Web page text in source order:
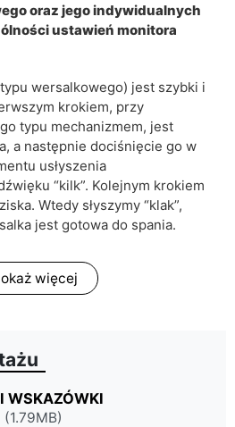
oraz jego indywidualnych
ustawień monitora
wersalkowego) jest szybki i
krokiem, przy
typu mechanizmem, jest
a następnie dociśnięcie go w
usłyszenia
“kilk”. Kolejnym krokiem
Wtedy słyszymy “klak”,
jest gotowa do spania.
więcej
WSKAZÓWKI